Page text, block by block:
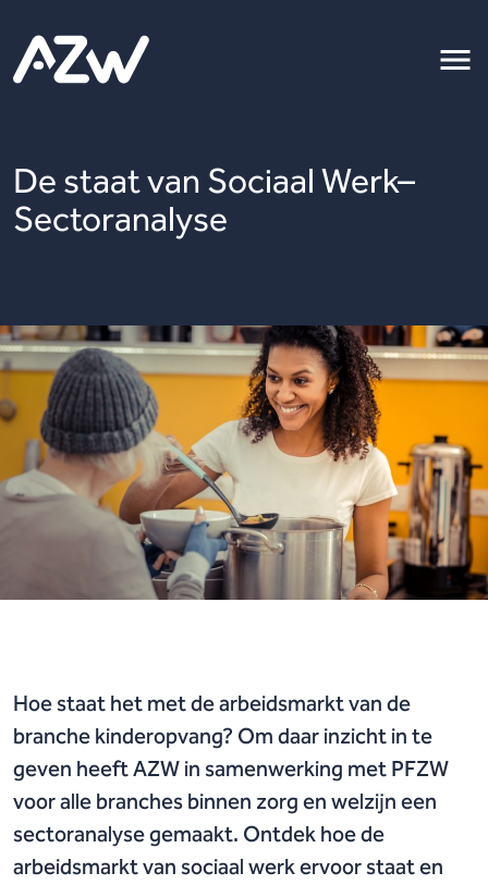
De staat van Sociaal Werk–
Sectoranalyse
Hoe staat het met de arbeidsmarkt van de
branche kinderopvang? Om daar inzicht in te
geven heeft AZW in samenwerking met PFZW
voor alle branches binnen zorg en welzijn een
sectoranalyse gemaakt. Ontdek hoe de
arbeidsmarkt van sociaal werk ervoor staat en